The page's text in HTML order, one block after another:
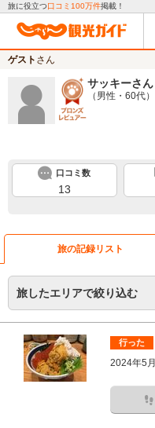
旅に役立つ口コミ100万件掲載！
ゲスト さん
サッキーさん
（男性・60代）
口コミ数
13
旅の記録リスト
旅したエリアで絞り込む
行った
2024年5